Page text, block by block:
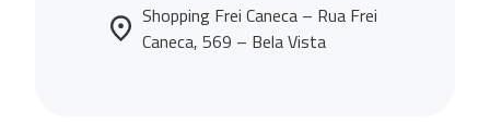
Shopping Frei Caneca – Rua Frei
Caneca, 569 – Bela Vista